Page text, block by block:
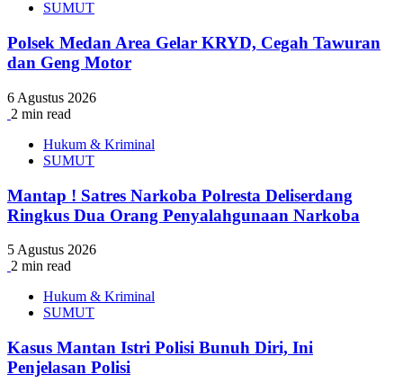
SUMUT
Polsek Medan Area Gelar KRYD, Cegah Tawuran
dan Geng Motor
6 Agustus 2026
2 min read
Hukum & Kriminal
SUMUT
Mantap ! Satres Narkoba Polresta Deliserdang
Ringkus Dua Orang Penyalahgunaan Narkoba
5 Agustus 2026
2 min read
Hukum & Kriminal
SUMUT
Kasus Mantan Istri Polisi Bunuh Diri, Ini
Penjelasan Polisi